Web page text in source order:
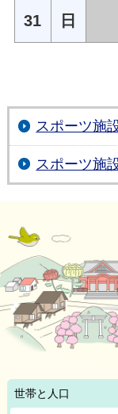
31 日
スポーツ施
スポーツ施